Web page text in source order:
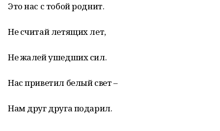
Это нас с тобой роднит.
Не считай летящих лет,
Не жалей ушедших сил.
Нас приветил белый свет –
Нам друг друга подарил.